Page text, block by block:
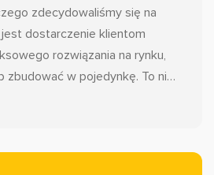
zdecydowaliśmy się na
dostarczenie klientom
rozwiązania na rynku,
w pojedynkę. To nie